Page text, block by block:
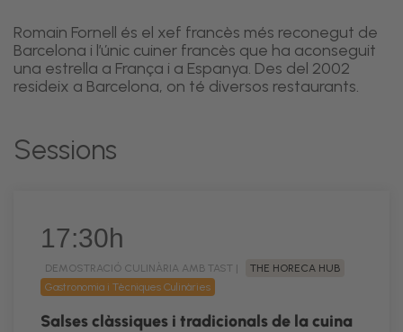
Romain Fornell és el xef francès més reconegut de
Barcelona i l’únic cuiner francès que ha aconseguit
una estrella a França i a Espanya. Des del 2002
resideix a Barcelona, on té diversos restaurants.
Sessions
17:30h
DEMOSTRACIÓ CULINÀRIA AMB TAST |
THE HORECA HUB
Gastronomia i Tècniques Culinàries
Salses clàssiques i tradicionals de la cuina